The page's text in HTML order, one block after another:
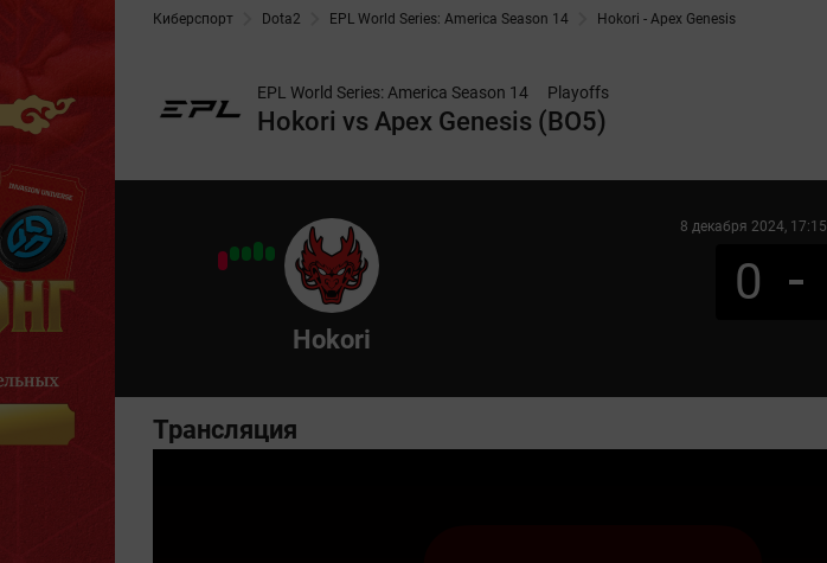
Киберспорт Dota2 EPL World Series: America Season 14 Hokori - Apex Genesis
EPL World Series: America Season 14 Playoffs
Hokori vs Apex Genesis (BO5)
Hokori
8 декабря 2024, 17:15
0
Трансляция